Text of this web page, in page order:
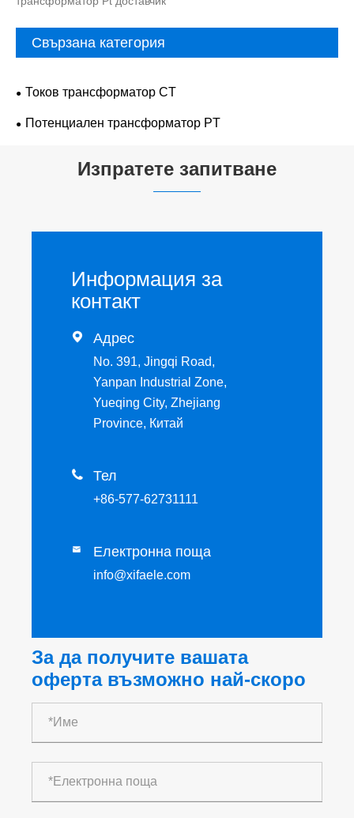
Свързана категория
Токов трансформатор CT
Потенциален трансформатор PT
Изпратете запитване
Информация за
контакт
 Адрес
No. 391, Jingqi Road,
Yanpan Industrial Zone,
Yueqing City, Zhejiang
Province, Китай
 Тел
+86-577-62731111
 Електронна поща
info@xifaele.com
За да получите вашата
оферта възможно най-скоро